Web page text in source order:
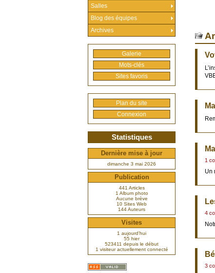
1
Un
4
3
Salles
Blog des équipes
Archives
Galerie
Mots-clés
Sites favoris
Plan du site
Connexion
Statistiques
Dernière mise à jour
dimanche 3 mai 2026
Publication
441 Articles
1 Album photo
Aucune brève
10 Sites Web
144 Auteurs
Visites
1 aujourd’hui
55 hier
523411 depuis le début
1 visiteur actuellement connecté